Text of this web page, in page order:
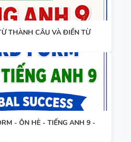
THÀNH CÂU VÀ ĐIỀN TỪ
- ÔN HÈ - TIẾNG ANH 9 -